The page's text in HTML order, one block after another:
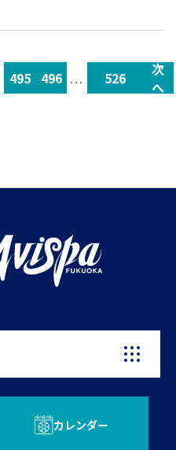
495 496 ... 526
次
へ
カレンダー